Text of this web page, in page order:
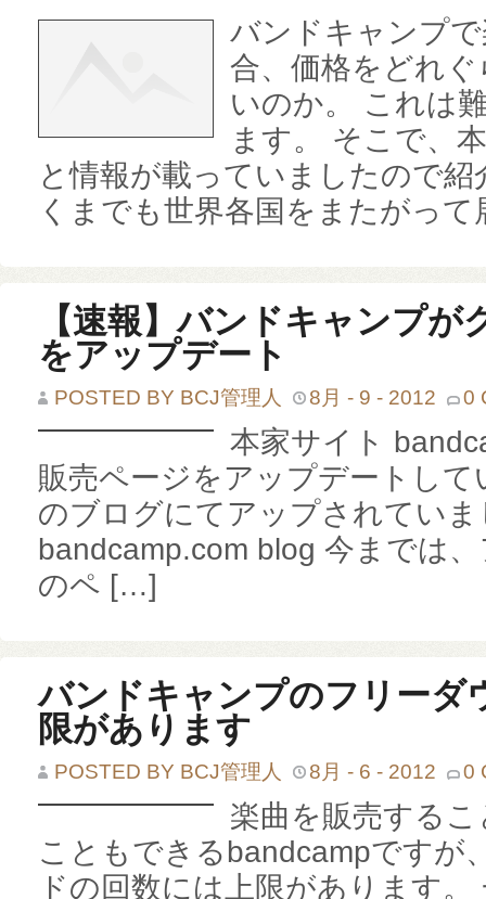
バンドキャンプ
合、価格をどれ
いのか。 これは
ます。 そこで、
と情報が載っていましたので
くまでも世界各国をまたがっ
【速報】バンドキャンプが
をアップデート
POSTED BY BCJ管理人 8月 - 9 - 2012 0
本家サイト
販売ページをアップデートし
のブログにてアップされてい
bandcamp.com blog 今までは
のペ […]
バンドキャンプのフリーダ
限があります
POSTED BY BCJ管理人 8月 - 6 - 2012 0
楽曲を販売する
こともできるbandcampですが
ドの回数には上限があります